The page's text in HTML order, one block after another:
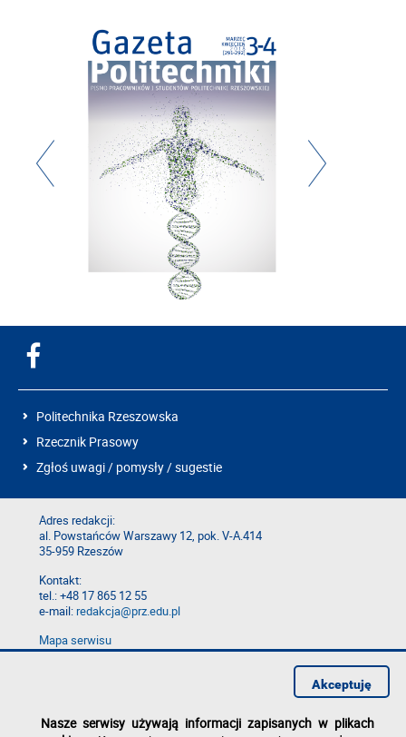
Politechnika Rzeszowska
Rzecznik Prasowy
Zgłoś uwagi / pomysły / sugestie
Adres redakcji:
al. Powstańców Warszawy 12, pok. V-A.414
35-959 Rzeszów
Kontakt:
tel.: +48 17 865 12 55
e-mail:redakcja@prz.edu.pl
Mapa serwisu
Deklaracja dostępności
Nasze serwisy używają informacji zapisanych w plikach
Akceptuję